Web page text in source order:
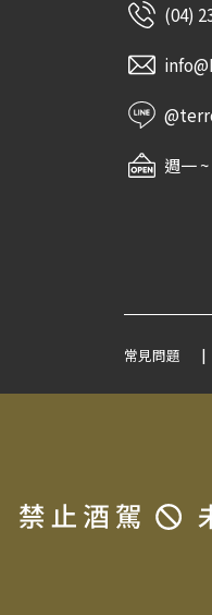
(04)
週一
常見問題